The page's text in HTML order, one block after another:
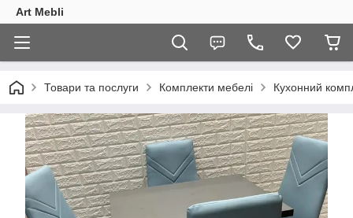
Art Mebli
Товари та послуги Комплекти мебелі Кухонний